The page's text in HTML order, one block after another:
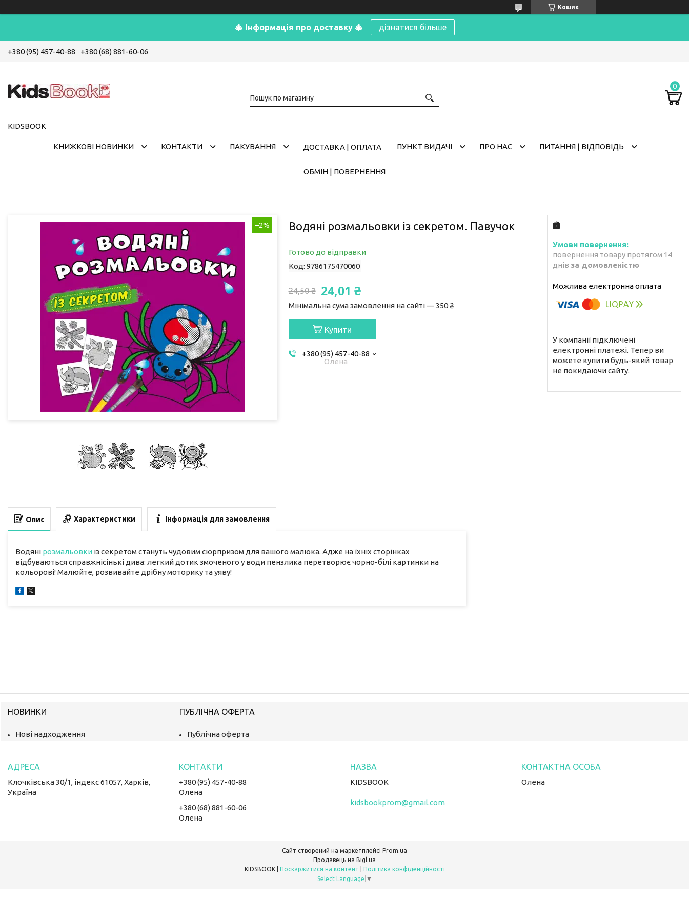
Кошик
🎄 Інформація про доставку 🎄 дізнатися більше
+380 (95) 457-40-88 +380 (68) 881-60-06
KIDSBOOK
КНИЖКОВІ НОВИНКИ КОНТАКТИ ПАКУВАННЯ ДОСТАВКА | ОПЛАТА ПУНКТ ВИДАЧІ ПРО НАС ПИТАННЯ | ВІДПОВІДЬ
ОБМІН | ПОВЕРНЕННЯ
–2% Водяні розмальовки із секретом. Павучок
Готово до відправки
Код: 9786175470060
24,50 ₴ 24,01 ₴
Мінімальна сума замовлення на сайті — 350 ₴
Купити
+380 (95) 457-40-88
Олена
повернення товару протягом 14
днів за домовленістю
У компанії підключені
електронні платежі. Тепер ви
можете купити будь-який товар
не покидаючи сайту.
Опис Характеристики Інформація для замовлення
Водяні розмальовки із секретом стануть чудовим сюрпризом для вашого малюка. Адже на їхніх сторінках
відбуваються справжнісінькі дива: легкий дотик змоченого у води пензлика перетворює чорно-білі картинки на
кольорові! Малюйте, розвивайте дрібну моторику та уяву!
НОВИНКИ
Нові надходження
ПУБЛІЧНА ОФЕРТА
Публічна оферта
Клочківська 30/1, індекс 61057, Харків,
Україна
+380 (95) 457-40-88
Олена
+380 (68) 881-60-06
Олена
KIDSBOOK
kidsbookprom@gmail.com
Олена
Сайт створений на маркетплейсі Prom.ua
Продавець на Bigl.ua
Поскаржитися на контент
Політика конфіденційності
Select Language ▼